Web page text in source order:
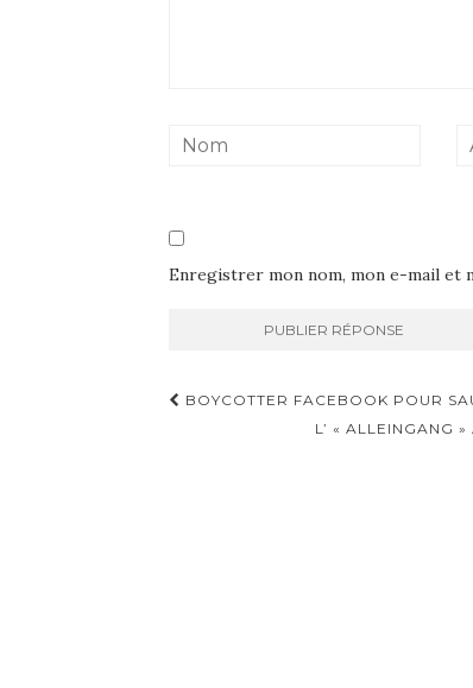
Enregistrer mon nom, mon e-mail et
Navigation
BOYCOTTER FACEBOOK POUR
L’ « ALLEINGANG